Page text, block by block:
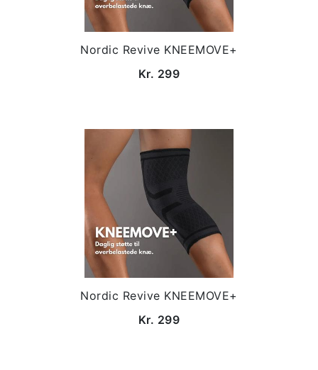
Nordic Revive KNEEMOVE+
Kr. 299
Nordic Revive KNEEMOVE+
Kr. 299